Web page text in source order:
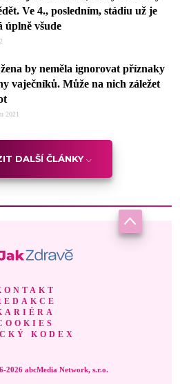
Ve 4., posledním, stádiu už je
úplně všude
by neměla ignorovat příznaky
vaječníků. Může na nich záležet
2021
DALŠÍ ČLÁNKY
KODEX
2026 abcMedia Network, s.r.o.